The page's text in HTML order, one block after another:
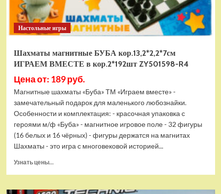
Настольные игры
Шахматы магнитные БУБА кор.13,2*2,2*7см
ИГРАЕМ ВМЕСТЕ в кор.2*192шт ZY501598-R4
Цена от: 189 руб.
Магнитные шахматы «Буба» ТМ «Играем вместе» -
замечательный подарок для маленького любознайки.
Особенности и комплектация: - красочная упаковка с
героями м/ф «Буба» - магнитное игровое поле - 32 фигуры
(16 белых и 16 чёрных) - фигуры держатся на магнитах
Шахматы - это игра с многовековой историей...
Узнать цены...
Шахматы